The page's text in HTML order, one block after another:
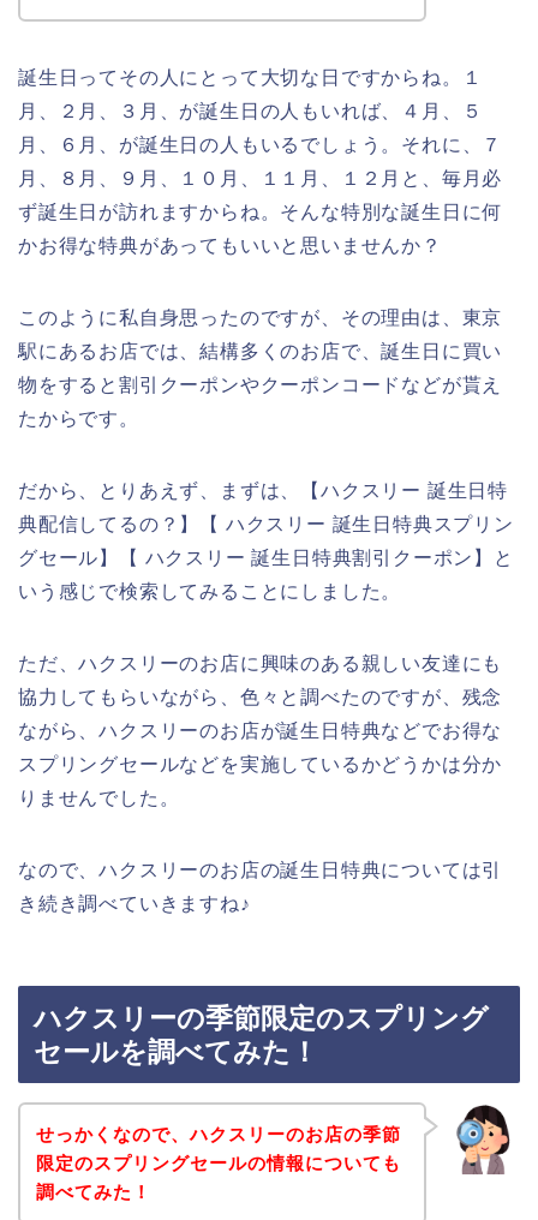
誕生日ってその人にとって大切な日ですからね。１
月、２月、３月、が誕生日の人もいれば、４月、５
月、６月、が誕生日の人もいるでしょう。それに、７
月、８月、９月、１０月、１１月、１２月と、毎月必
ず誕生日が訪れますからね。そんな特別な誕生日に何
かお得な特典があってもいいと思いませんか？
このように私自身思ったのですが、その理由は、東京
駅にあるお店では、結構多くのお店で、誕生日に買い
物をすると割引クーポンやクーポンコードなどが貰え
たからです。
だから、とりあえず、まずは、【ハクスリー 誕生日特
典配信してるの？】【 ハクスリー 誕生日特典スプリン
グセール】【 ハクスリー 誕生日特典割引クーポン】と
いう感じで検索してみることにしました。
ただ、ハクスリーのお店に興味のある親しい友達にも
協力してもらいながら、色々と調べたのですが、残念
ながら、ハクスリーのお店が誕生日特典などでお得な
スプリングセールなどを実施しているかどうかは分か
りませんでした。
なので、ハクスリーのお店の誕生日特典については引
き続き調べていきますね♪
ハクスリーの季節限定のスプリング
セールを調べてみた！
せっかくなので、ハクスリーのお店の季節
限定のスプリングセールの情報についても
調べてみた！